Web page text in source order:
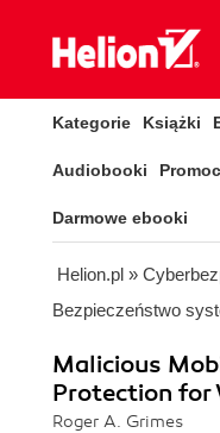
Kategorie Książki
Audiobooki
Darmowe ebooki
Helion.pl »
Bezpieczeństwo
Malicious
Protection for
Roger A. Grimes